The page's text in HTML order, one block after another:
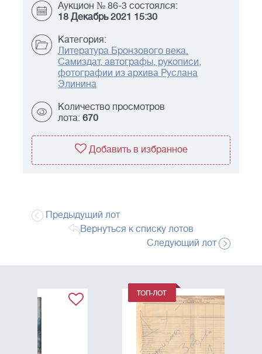
Аукцион № 86-3 состоялся:
18 Декабрь 2021 15:30
Категория:
Литература Бронзового века.
Самиздат, автографы, рукописи,
фотографии из архива Руслана
Элинина
Количество просмотров
лота: 670
Добавить в избранное
Предыдущий лот
Вернуться к списку лотов
Следующий лот